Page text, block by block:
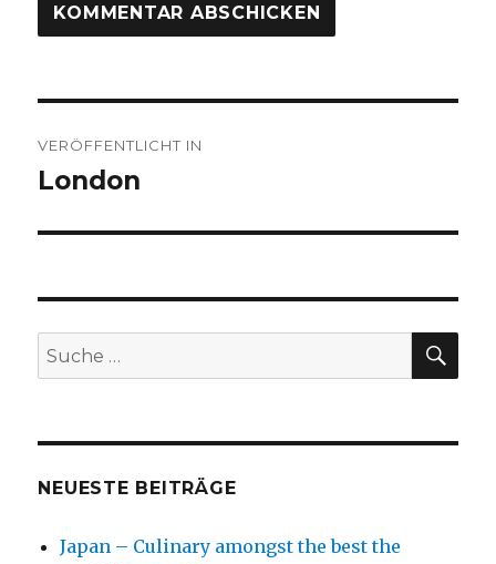
VERÖFFENTLICHT IN
London
Suche
nach:
NEUESTE BEITRÄGE
Japan – Culinary amongst the best the